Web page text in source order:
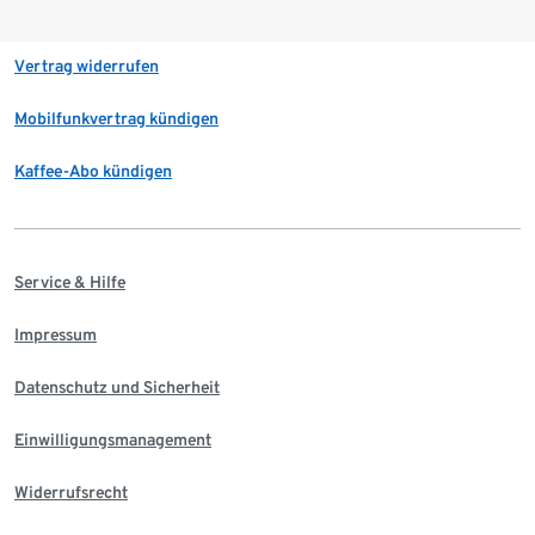
Vertrag widerrufen
Mobilfunkvertrag kündigen
Kaffee-Abo kündigen
Service & Hilfe
Impressum
Datenschutz und Sicherheit
Einwilligungsmanagement
Widerrufsrecht